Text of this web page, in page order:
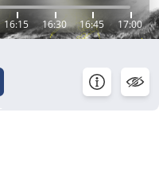
16:15 16:30 16:45 17:00